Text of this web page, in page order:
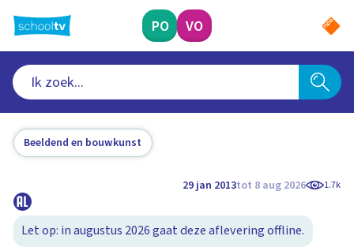
naar
hoofdinhoud
PO VO
Beeldend en bouwkunst
29 jan 2013tot 8 aug 2026 1.7k
Let op: in augustus 2026 gaat deze aflevering offline.